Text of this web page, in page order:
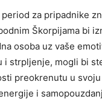
za pripadnike
Škorpijama bi
osoba uz vaše
i strpljenje, mogli bi
preokrenutu u
i